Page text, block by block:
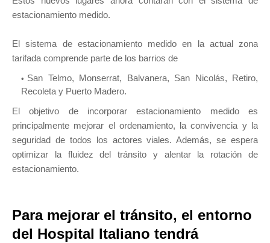
estacionamiento medido.
El sistema de estacionamiento medido en la actual zona
tarifada comprende parte de los barrios de
San Telmo, Monserrat, Balvanera, San Nicolás, Retiro,
Recoleta y Puerto Madero.
El objetivo de incorporar estacionamiento medido es
principalmente mejorar el ordenamiento, la convivencia y la
seguridad de todos los actores viales. Además, se espera
optimizar la fluidez del tránsito y alentar la rotación de
estacionamiento.
Para mejorar el tránsito, el entorno
del Hospital Italiano tendrá